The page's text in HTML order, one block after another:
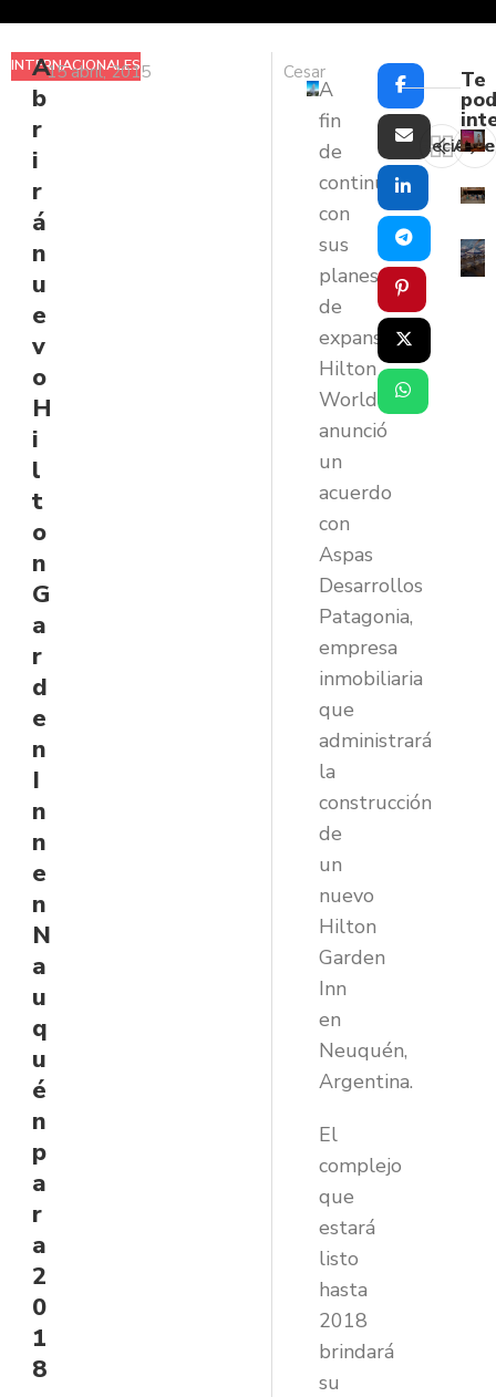
INTERNACIONALES
A
b
r
i
r
á
n
u
e
v
o
H
i
l
t
o
n
G
a
r
d
e
n
I
n
n
e
n
N
a
u
q
u
é
n
p
a
r
a
2
0
1
8
15 abril, 2015 Cesar
A
fin
de
continuar
con
sus
planes
de
expansión
Hilton
Worldwide
anunció
un
acuerdo
con
Aspas
Desarrollos
Patagonia,
empresa
inmobiliaria
que
administrará
la
construcción
de
un
nuevo
Hilton
Garden
Inn
en
Neuquén,
Argentina.
El
complejo
que
estará
listo
hasta
2018
brindará
su
Reciente
Te